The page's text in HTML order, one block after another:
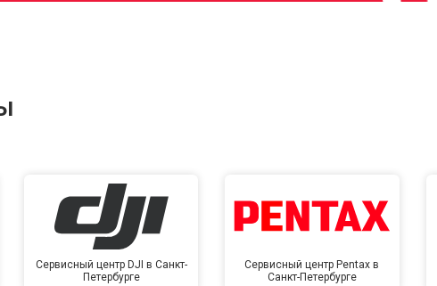
Сервисный центр DJI в Санкт-
Петербурге
Сервисный центр Pentax в
Санкт-Петербурге